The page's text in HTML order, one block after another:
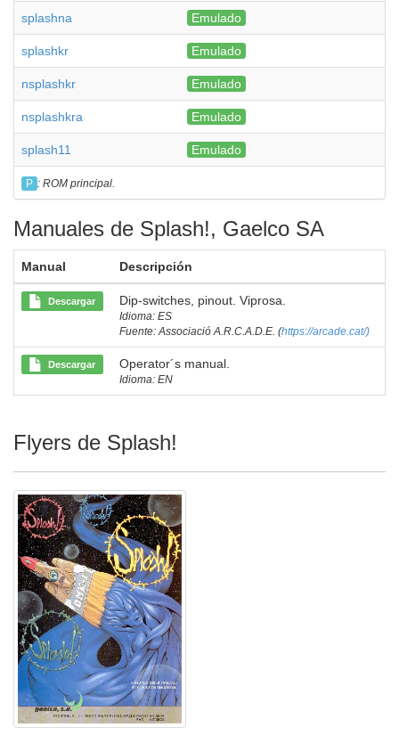
splashna Emulado
splashkr Emulado
nsplashkr Emulado
nsplashkra Emulado
splash11 Emulado
P : ROM principal.
Manuales de Splash!, Gaelco SA
Manual Descripción
Descargar Dip-switches, pinout. Viprosa.
Idioma: ES
Fuente: Associació A.R.C.A.D.E. (https://arcade.cat/)
Descargar Operator´s manual.
Idioma: EN
Flyers de Splash!